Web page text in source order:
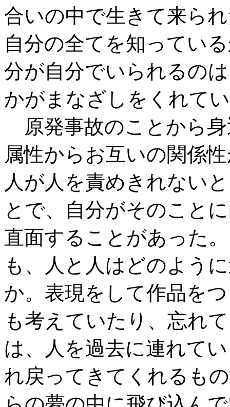
合いの中で生きて来ら
自分の全てを知ってい
分が自分でいられるの
かがまなざしをくれて
原発事故のことから
属性からお互いの関係
人が人を責めきれない
とで、自分がそのこと
直面することがあった
も、人と人はどのよう
か。表現をして作品を
も考えていたり、忘れ
は、人を過去に連れて
れ戻ってきてくれるも